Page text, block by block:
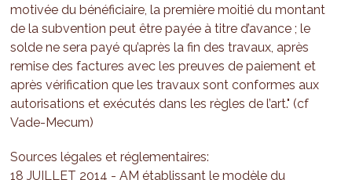
motivée du bénéficiaire, la première moitié du montant
de la subvention peut être payée à titre d’avance ; le
solde ne sera payé qu’après la fin des travaux, après
remise des factures avec les preuves de paiement et
après vérification que les travaux sont conformes aux
autorisations et exécutés dans les règles de l’art." (cf
Vade-Mecum)
Sources légales et réglementaires:
18 JUILLET 2014 - AM établissant le modèle du